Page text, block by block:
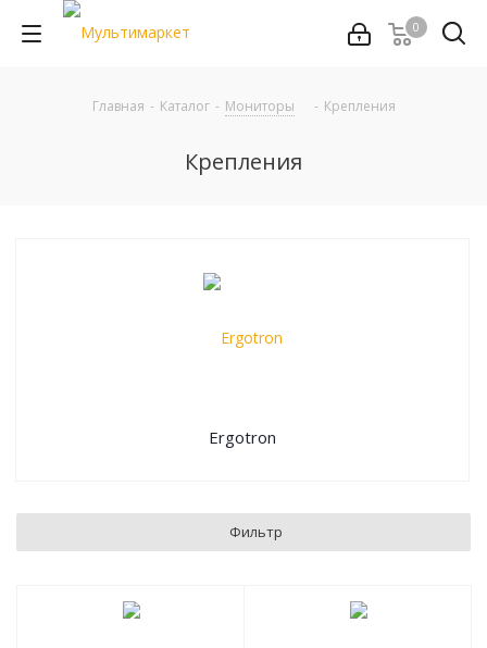
0
Главная - Каталог - Мониторы - Крепления
Крепления
Ergotron
Фильтр